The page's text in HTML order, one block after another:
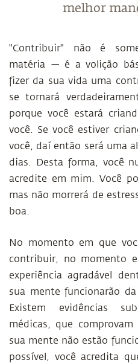
melhor
"Contribuir" não é
matéria — é a volição
fizer da sua vida uma
se tornará
porque você estará
você. Se você estiver
você, daí então será uma
dias. Desta forma, você
acredite em mim. Você
mas não morrerá de
boa.
No momento em que
contribuir, no momento
experiência agradável
sua mente funcionarão
Existem evidências
médicas, que
sua mente não estão
possível, você acredita